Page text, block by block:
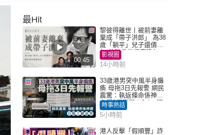
最Hit
00:45
黎彼得離世丨被前妻離
棄成「帶子洪郎」 為38
歲「躺平」兒子還債多
年 曾盼尋伴侶度晚年
影視圈
14小時前
33歲港男突中風半身癱
瘓 母拖3日先報警 網民
震驚：執返條命係神蹟
自爆2個惡習｜Juicy叮
時事熱話
5小時前
港人反擊「假順豐」詐